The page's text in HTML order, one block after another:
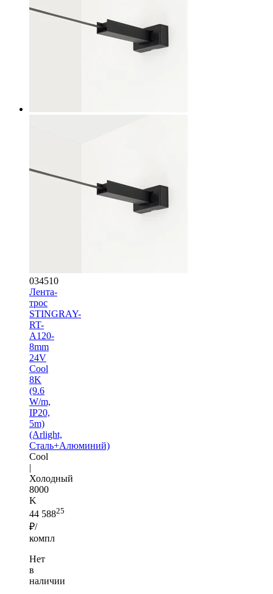
034510
Лента-
трос
STINGRAY-
RT-
A120-
8mm
24V
Cool
8K
(9.6
W/m,
IP20,
5m)
(Arlight,
Сталь+Алюминий)
Cool
|
Холодный
8000
K
44 58825
₽/
компл
Нет
в
наличии